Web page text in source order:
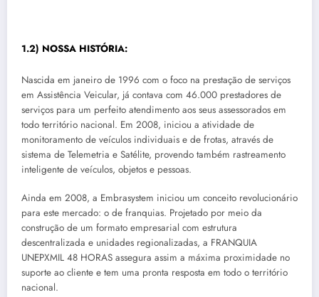
1.2) NOSSA HISTÓRIA:
Nascida em janeiro de 1996 com o foco na prestação de serviços
em Assistência Veicular, já contava com 46.000 prestadores de
serviços para um perfeito atendimento aos seus assessorados em
todo território nacional. Em 2008, iniciou a atividade de
monitoramento de veículos individuais e de frotas, através de
sistema de Telemetria e Satélite, provendo também rastreamento
inteligente de veículos, objetos e pessoas.
Ainda em 2008, a Embrasystem iniciou um conceito revolucionário
para este mercado: o de franquias. Projetado por meio da
construção de um formato empresarial com estrutura
descentralizada e unidades regionalizadas, a FRANQUIA
UNEPXMIL 48 HORAS assegura assim a máxima proximidade no
suporte ao cliente e tem uma pronta resposta em todo o território
nacional.